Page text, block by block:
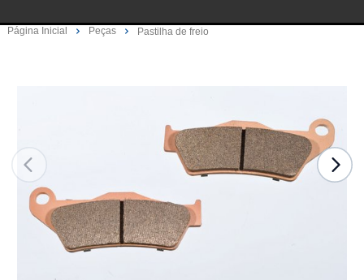
Página Inicial Peças Pastilha de freio